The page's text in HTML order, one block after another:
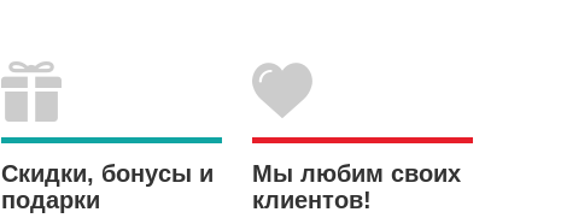
Скидки, бонусы и
подарки
Мы любим своих
клиентов!